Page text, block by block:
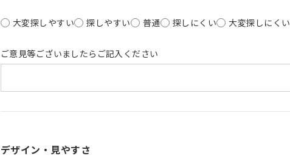
大変探しやすい 探しやすい 普通 探しにくい 大変探しにくい
ご意見等ございましたらご記入ください
デザイン・見やすさ